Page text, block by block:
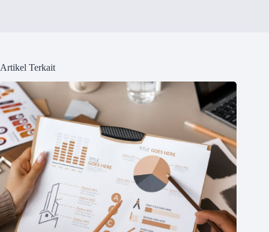
Artikel Terkait